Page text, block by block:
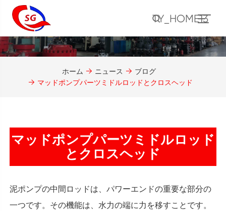
TY_HOME13
ホーム ニュース
ブログ
マッドポンプパーツミドルロッドとクロスヘッド
マッドポンプパーツミドルロッド
とクロスヘッド
泥ポンプの中間ロッドは、パワーエンドの重要な部分の
一つです。その機能は、水力の端に力を移すことです。